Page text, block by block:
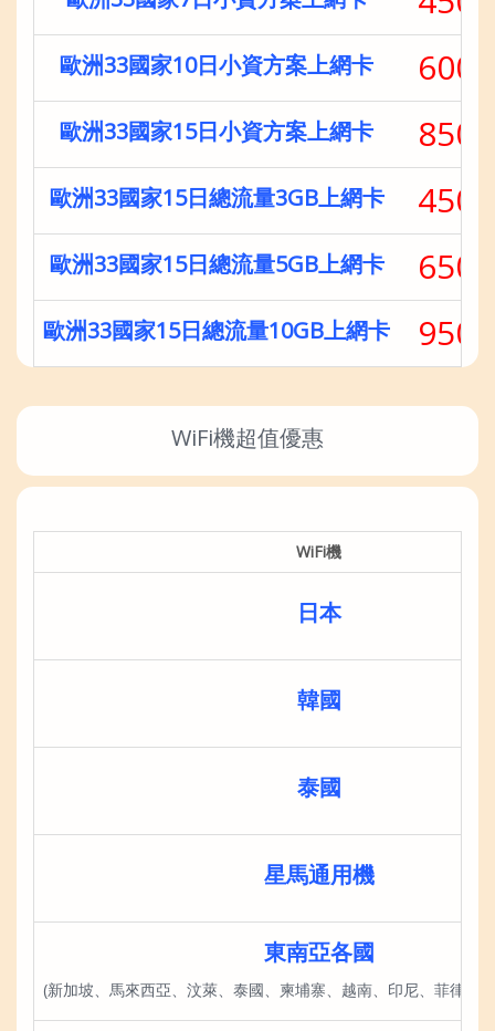
歐洲33國家10日小資方案上網卡 600
歐洲33國家15日小資方案上網卡 850
歐洲33國家15日總流量3GB上網卡 450
歐洲33國家15日總流量5GB上網卡 650
歐洲33國家15日總流量10GB上網卡 950
WiFi機超值優惠
WiFi機
日本
韓國
泰國
星馬通用機
東南亞各國
(新加坡、馬來西亞、汶萊、泰國、柬埔寨、越南、印尼、菲律賓